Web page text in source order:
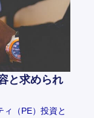
と求められ
ィ（PE）投資と